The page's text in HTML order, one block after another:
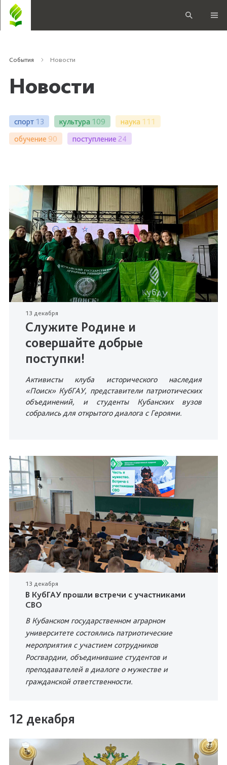
События Новости
Новости
спорт 13 культура 109 наука 111
обучение 90 поступление 24
13 декабря
Служите Родине и
совершайте добрые
поступки!
Активисты клуба исторического наследия
«Поиск» КубГАУ, представители патриотических
объединений, и студенты Кубанских вузов
собрались для открытого диалога с Героями.
13 декабря
В КубГАУ прошли встречи с участниками
СВО
В Кубанском государственном аграрном
университете состоялись патриотические
мероприятия с участием сотрудников
Росгвардии, объединившие студентов и
преподавателей в диалоге о мужестве и
гражданской ответственности.
12 декабря